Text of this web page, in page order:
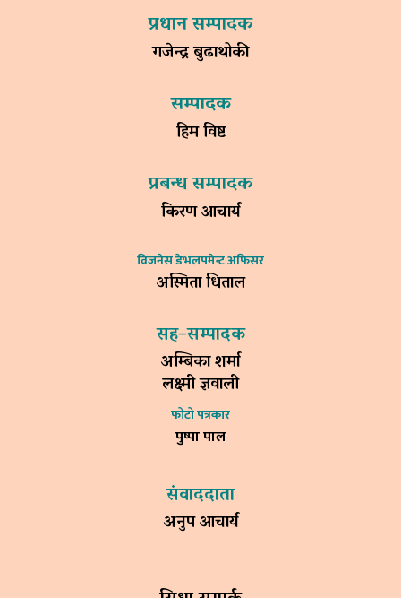
प्रधान सम्पादक
गजेन्द्र बुढाथोकी
सम्पादक
हिम विष्ट
प्रबन्ध सम्पादक
किरण आचार्य
विजनेस डेभलपमेन्ट अफिसर
अस्मिता धिताल
सह–सम्पादक
अम्बिका शर्मा
लक्ष्मी ज्ञवाली
फोटो पत्रकार
पुष्पा पाल
संवाददाता
अनुप आचार्य